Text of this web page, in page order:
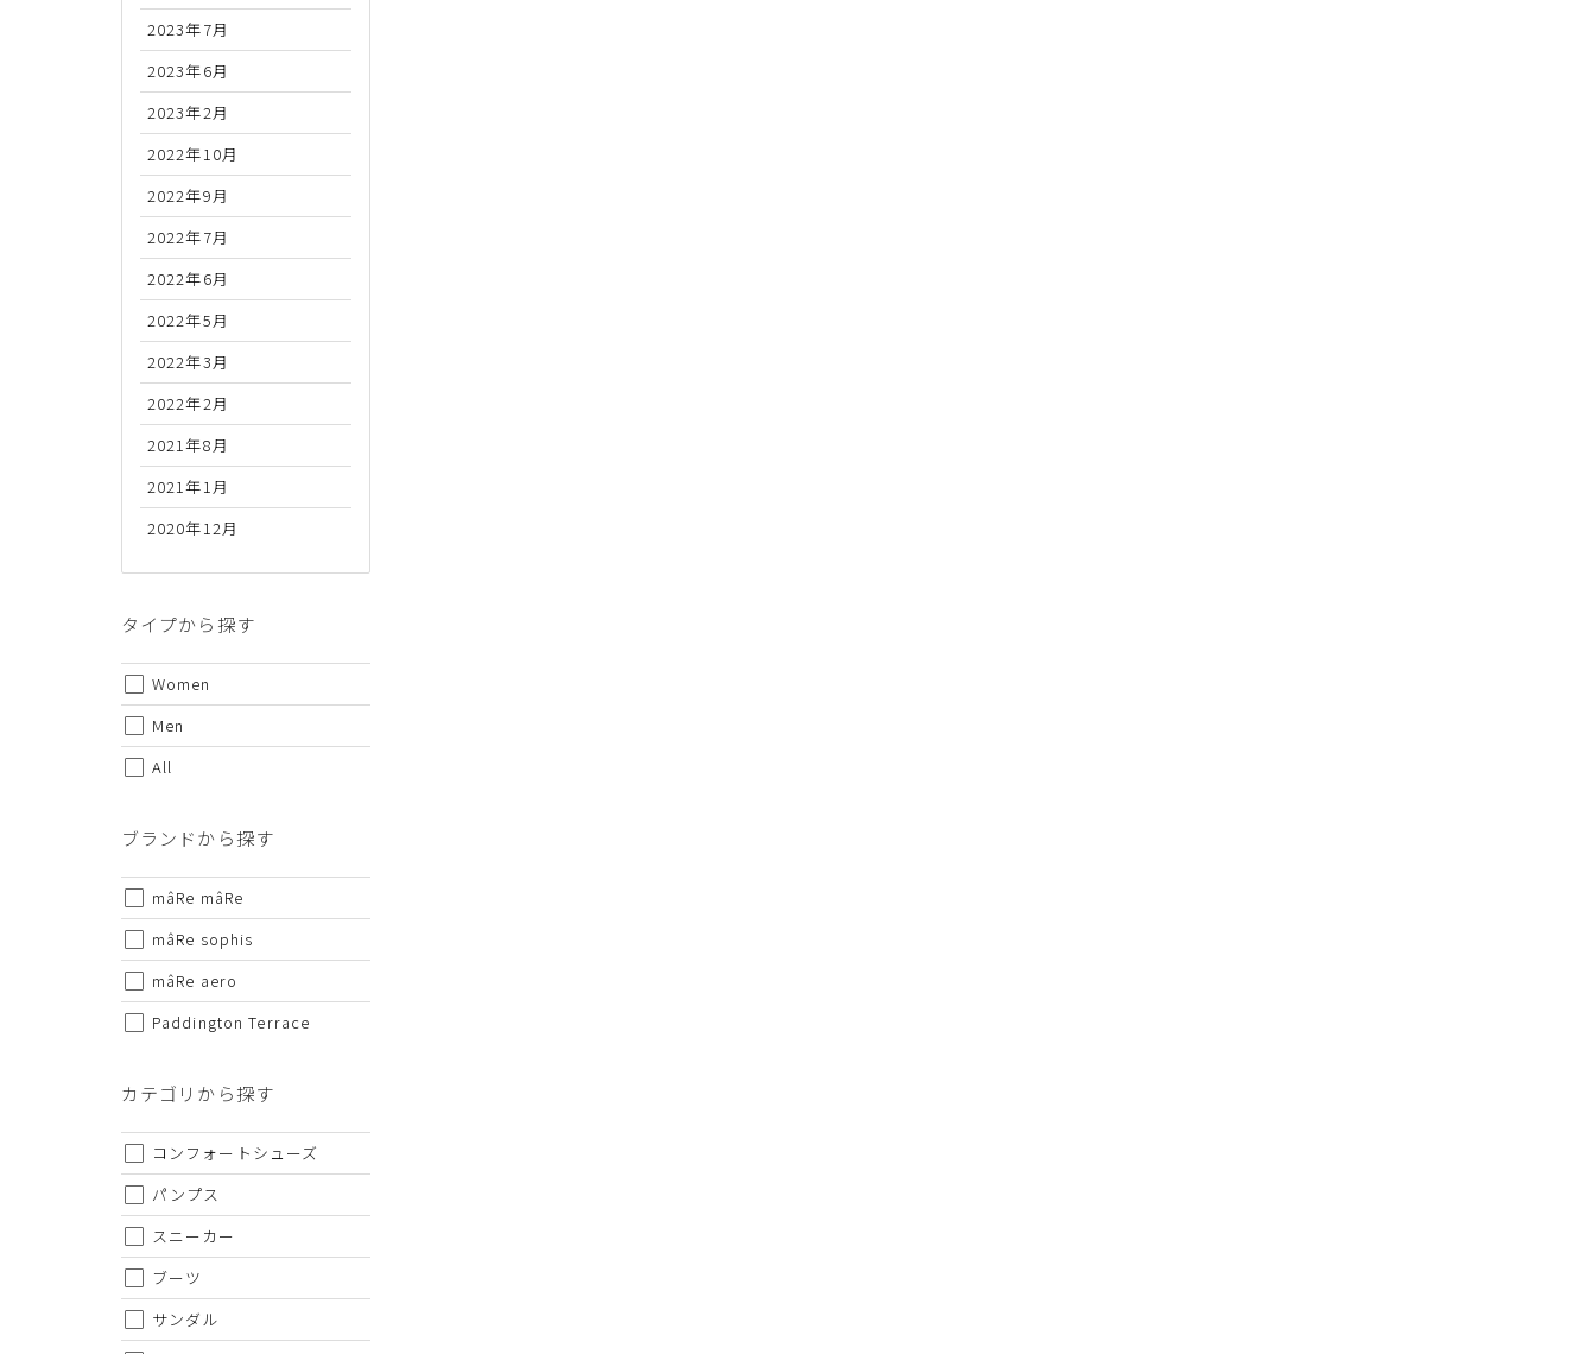
2023年7月
2023年6月
2023年2月
2022年10月
2022年9月
2022年7月
2022年6月
2022年5月
2022年3月
2022年2月
2021年8月
2021年1月
2020年12月
タイプから探す
Women
Men
All
ブランドから探す
mâRe mâRe
mâRe sophis
mâRe aero
Paddington Terrace
カテゴリから探す
コンフォートシューズ
パンプス
スニーカー
ブーツ
サンダル
代金のお支払い方法について
金引換の中からお好きな決済方法をお選びいただけます。
・掲載されております商品の色はPCモニターにより色目に相違が生じる場合があります。予めご了承下さい。
・掲載されております画像を許可無くご使用にならないで下さい。お使いになりたい場合はお問い合せよりご連絡下さい。
・仕様および外観・価格は予告なく変更されることがあります。予めご了承下さい。
・当オンラインストアと実店舗では、一部商品にて割引率が異なります
・ご試着につきましては必ず屋内でお願いします。